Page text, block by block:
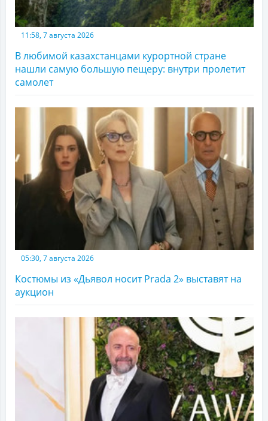
11:58, 7 августа 2026
В любимой казахстанцами курортной стране
нашли самую большую пещеру: внутри пролетит
самолет
05:30, 7 августа 2026
Костюмы из «Дьявол носит Prada 2» выставят на
аукцион